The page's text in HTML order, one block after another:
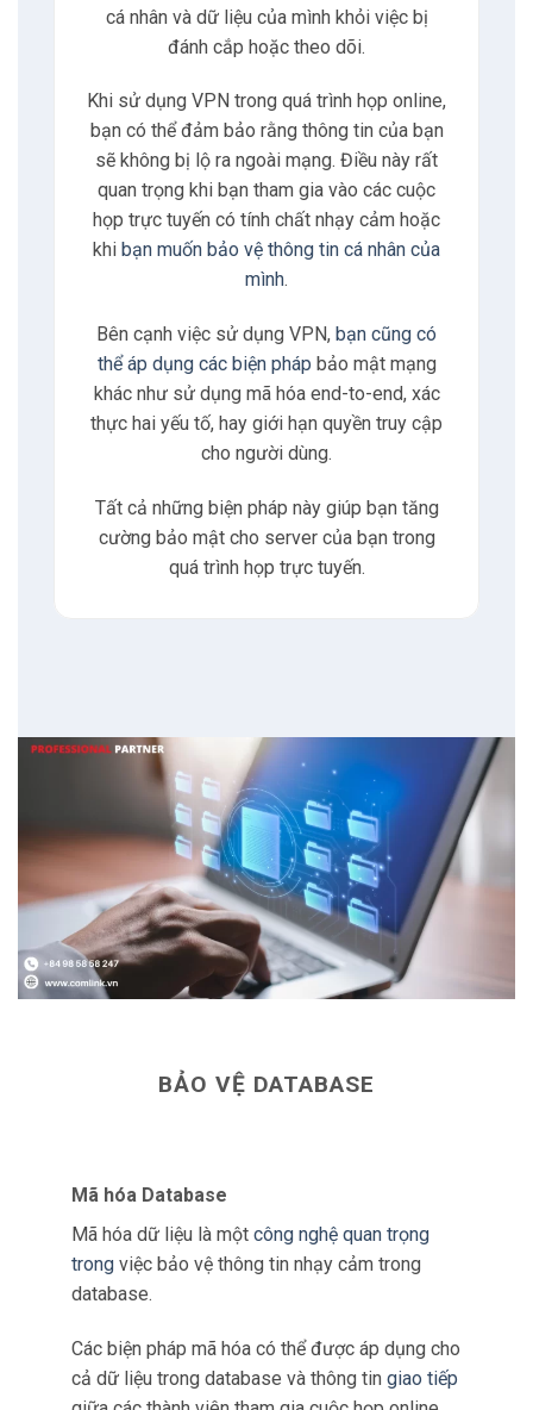
cá nhân và dữ liệu của mình khỏi việc bị
đánh cắp hoặc theo dõi.
Khi sử dụng VPN trong quá trình họp online,
bạn có thể đảm bảo rằng thông tin của bạn
sẽ không bị lộ ra ngoài mạng. Điều này rất
quan trọng khi bạn tham gia vào các cuộc
họp trực tuyến có tính chất nhạy cảm hoặc
khi bạn muốn bảo vệ thông tin cá nhân của
mình.
Bên cạnh việc sử dụng VPN, bạn cũng có
thể áp dụng các biện pháp bảo mật mạng
khác như sử dụng mã hóa end-to-end, xác
thực hai yếu tố, hay giới hạn quyền truy cập
cho người dùng.
Tất cả những biện pháp này giúp bạn tăng
cường bảo mật cho server của bạn trong
quá trình họp trực tuyến.
BẢO VỆ DATABASE
Mã hóa Database
Mã hóa dữ liệu là một công nghệ quan trọng
trong việc bảo vệ thông tin nhạy cảm trong
database.
Các biện pháp mã hóa có thể được áp dụng cho
cả dữ liệu trong database và thông tin giao tiếp